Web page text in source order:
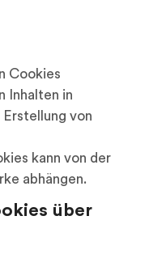
Cookies
Inhalten in
von
kann von der
abhängen.
über